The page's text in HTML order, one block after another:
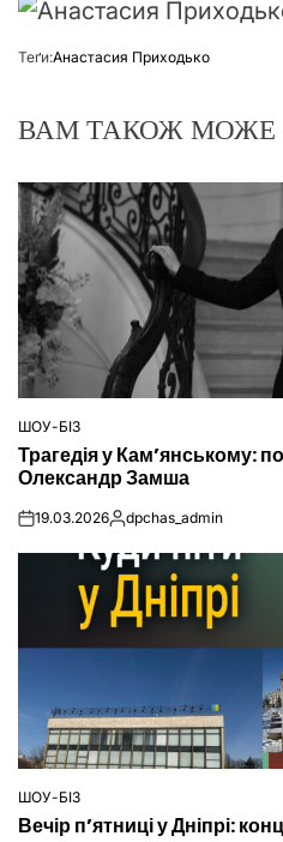
Теґи:Анастасия Приходько
ВАМ ТАКОЖ МОЖЕ
ОПУБЛІКУВАТИ
ШОУ-БІЗ
Трагедія у Кам’янському:
Олександр Замша
on19.03.2026Опубліковано
dpchas_admin
ОПУБЛІКУВАТИ
У
ШОУ-БІЗ
Вечір п’ятниці у Дніпрі: